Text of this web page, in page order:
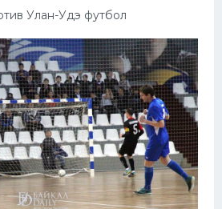
Улан-Удэ футбол